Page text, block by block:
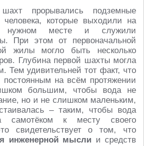
прорывались подземные
которые выходили на
нужном месте и служили
При этом от первоначальной
жилы могло быть несколько
Глубина первой шахты могла
Тем удивительней тот факт, что
постоянным на всём протяжении
большим, чтобы вода не
но и не слишком маленьким,
– таким, чтобы вода
самотёком к месту своего
свидетельствует о том, что
инженерной мысли и средств